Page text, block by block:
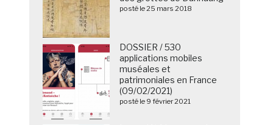
posté le 25 mars 2018
DOSSIER / 530
applications mobiles
muséales et
patrimoniales en France
(09/02/2021)
posté le 9 février 2021